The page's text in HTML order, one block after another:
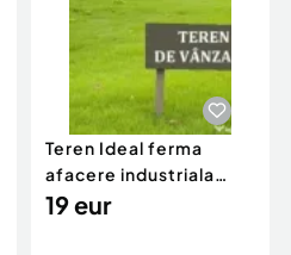
Teren Ideal ferma
afacere industriala
deschidere 71 ml la
19 eur